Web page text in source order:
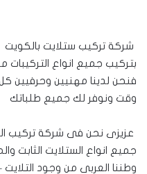
شركة تركيب ستلايت بالكويت
بتركيب جميع انواع التركيبات
فنحن لدينا مهنيين وحرفيين
وقت ونوفر لك جميع طلباتك
عزيزى نحن فى شركة تركيب
جميع انواع الستلايت الثابت
وطننا العربى من وجود